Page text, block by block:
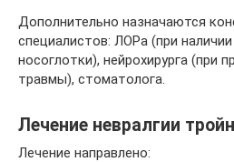
Дополнительно назначаются
специалистов: ЛОРа (при
носоглотки), нейрохирурга (при
травмы), стоматолога.
Лечение невралгии
Лечение направлено: